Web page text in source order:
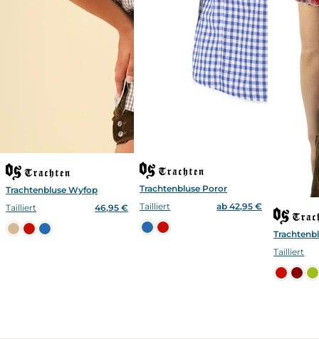
Trachtenbluse Wyfop
Tailliert
46,95 €
Trachtenbluse Poror
Tailliert
ab 42,95 €
Tailliert